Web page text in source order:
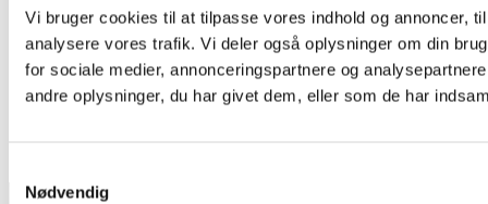
Vi bruger cookies til at tilpasse vores indhold og annoncer,
analysere vores trafik. Vi deler også oplysninger om din
for sociale medier, annonceringspartnere og
andre oplysninger, du har givet dem, eller som de har
Nødvendig
Singlemode Pigtails
LAN-OPTIC PIGTAIL ST/UPC SM 2M OS2 9/125 EASY
STRIP
Log ind for at se pris Læs mere
INFORMATION